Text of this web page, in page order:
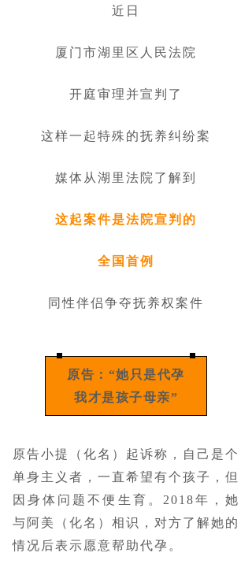
近日
厦门市湖里区人民法院
开庭审理并宣判了
这样一起特殊的抚养纠纷案
媒体从湖里法院了解到
这起案件是法院宣判的
全国首例
同性伴侣争夺抚养权案件
原告：“她只是代孕
我才是孩子母亲”
原告小提（化名）起诉称，自己是个
单身主义者，一直希望有个孩子，但
因身体问题不便生育。2018年，她
与阿美（化名）相识，对方了解她的
情况后表示愿意帮助代孕。